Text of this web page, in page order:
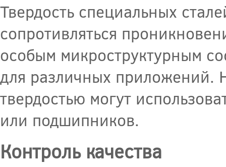
Твердость специальных
сопротивляться
особым микроструктурным
для различных приложений.
твердостью могут
или подшипников.
Контроль качества